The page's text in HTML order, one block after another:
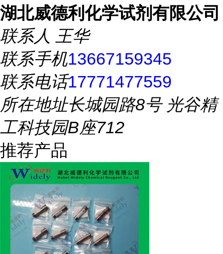
湖北威德利化学试剂有限公司
联系人 王华
联系手机13667159345
联系电话17771477559
所在地址长城园路8号 光谷精
工科技园B座712
推荐产品